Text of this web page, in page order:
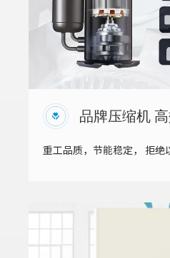
品牌压缩机
重工品质，节能稳定， 拒绝